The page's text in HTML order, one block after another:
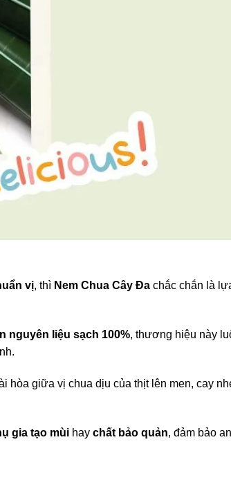
vị, thì Nem Chua Cây Đa chắc chắn là
nguyên liệu sạch 100%, thương hiệu này
hòa giữa vị chua dịu của thịt lên men, cay
gia tạo mùi hay chất bảo quản, đảm bảo an